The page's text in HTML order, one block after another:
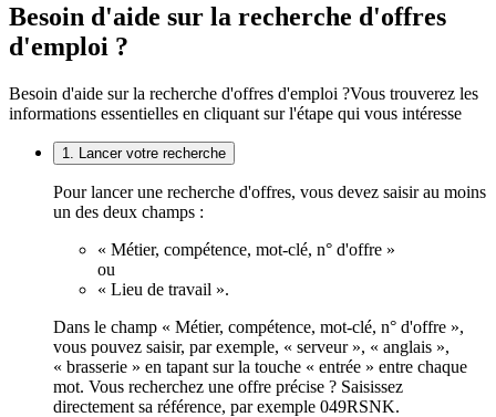
Besoin d'aide sur la recherche d'offres
d'emploi ?
Besoin d'aide sur la recherche d'offres d'emploi ?Vous trouverez les
informations essentielles en cliquant sur l'étape qui vous intéresse
1. Lancer votre recherche
Pour lancer une recherche d'offres, vous devez saisir au moins
un des deux champs :
« Métier, compétence, mot-clé, n° d'offre »
ou
« Lieu de travail ».
Dans le champ « Métier, compétence, mot-clé, n° d'offre »,
vous pouvez saisir, par exemple, « serveur », « anglais »,
« brasserie » en tapant sur la touche « entrée » entre chaque
mot. Vous recherchez une offre précise ? Saisissez
directement sa référence, par exemple 049RSNK.